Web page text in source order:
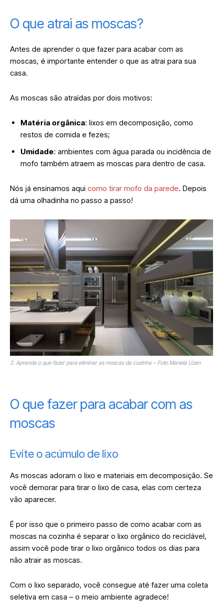
O que atrai as moscas?
Antes de aprender o que fazer para acabar com as
moscas, é importante entender o que as atrai para sua
casa.
As moscas são atraídas por dois motivos:
Matéria orgânica: lixos em decomposição, como
restos de comida e fezes;
Umidade: ambientes com água parada ou incidência de
mofo também atraem as moscas para dentro de casa.
Nós já ensinamos aqui como tirar mofo da parede. Depois
dá uma olhadinha no passo a passo!
2. Aprenda o que fazer para eliminar as moscas da cozinha – Foto Mariela Uzan
O que fazer para acabar com as
moscas
Evite o acúmulo de lixo
As moscas adoram o lixo e materiais em decomposição. Se
você demorar para tirar o lixo de casa, elas com certeza
vão aparecer.
É por isso que o primeiro passo de como acabar com as
moscas na cozinha é separar o lixo orgânico do reciclável,
assim você pode tirar o lixo orgânico todos os dias para
não atrair as moscas.
Com o lixo separado, você consegue até fazer uma coleta
seletiva em casa – o meio ambiente agradece!